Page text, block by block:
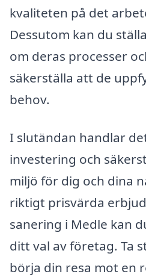
kvaliteten på det
Dessutom kan du
om deras processer
säkerställa att de
behov.
I slutändan handlar
investering och
miljö för dig och dina
riktigt prisvärda
sanering i Medle kan
ditt val av företag. Ta
börja din resa mot en